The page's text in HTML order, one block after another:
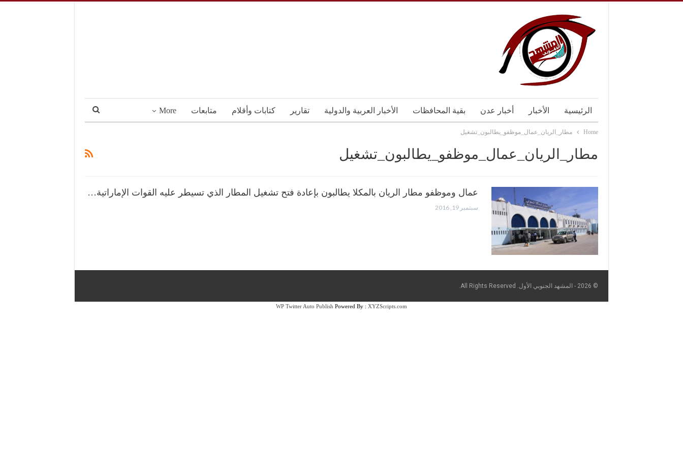
الرئيسية الأخبار أخبار عدن بقية المحافظات الأخبار العربية والدولية تقارير كتابات وأقلام متابعات More
Home مطار_الريان_عمال_موظفو_يطالبون_تشغيل
مطار_الريان_عمال_موظفو_يطالبون_تشغيل
عمال وموظفو مطار الريان بالمكلا يطالبون بإعادة فتح تشغيل المطار الذي تسيطر عليه القوات الإماراتية…
سبتمبر 19, 2016
© 2026 - المشهد الجنوبي الأول. All Rights Reserved.
WP Twitter Auto Publish Powered By : XYZScripts.com